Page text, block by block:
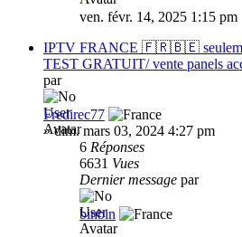
ven. févr. 14, 2025 1:15 pm
IPTV FRANCE 🇫🇷🇧🇪
TEST GRATUIT/ vente panels
par
Fredirec77
»dim. mars 03, 2024 4:27 pm
6 Réponses
6631 Vues
Dernier message par
binbin